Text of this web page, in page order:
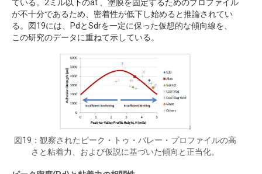
ている。2ミル以下のat 、塗膜を固定するためのプロファイル
が不十分であるため、密着性が低下し始めると推論されてい
る。図19には、PdとSdrを一定に保った仮想的な傾向線を、
この研究のデータに重ねて示している。
図19：観察されたピーク・トゥ・バレー・プロファイルの高
さと粘着力、および仮説に基づいた傾向と正当化。